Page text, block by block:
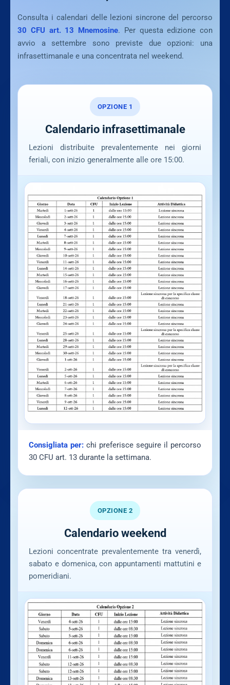
Consulta i calendari delle lezioni sincrone del percorso
30 CFU art. 13 Mnemosine. Per questa edizione con
avvio a settembre sono previste due opzioni: una
infrasettimanale e una concentrata nel weekend.
OPZIONE 1
Calendario infrasettimanale
Lezioni distribuite prevalentemente nei giorni
feriali, con inizio generalmente alle ore 15:00.
Consigliata per: chi preferisce seguire il percorso
30 CFU art. 13 durante la settimana.
OPZIONE 2
Calendario weekend
Lezioni concentrate prevalentemente tra venerdì,
sabato e domenica, con appuntamenti mattutini e
pomeridiani.